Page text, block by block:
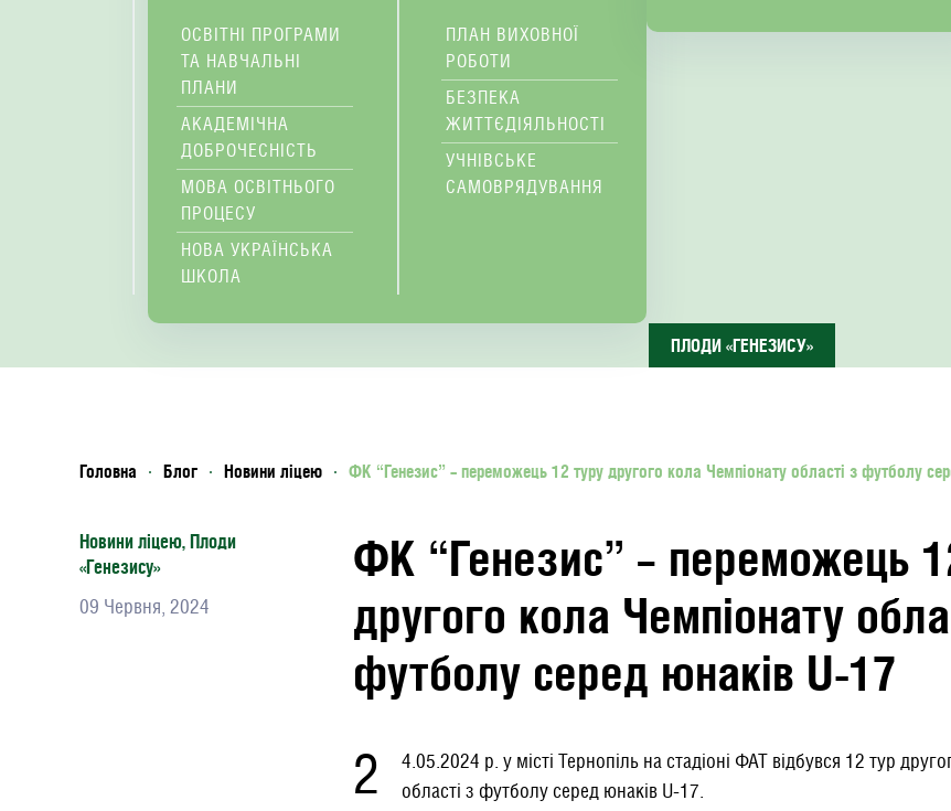
ОСВІТНІ ПРОГРАМИ
ТА НАВЧАЛЬНІ
ПЛАНИ
АКАДЕМІЧНА
ДОБРОЧЕСНІСТЬ
МОВА ОСВІТНЬОГО
ПРОЦЕСУ
НОВА УКРАЇНСЬКА
ШКОЛА
ПЛАН ВИХОВНОЇ
РОБОТИ
БЕЗПЕКА
ЖИТТЄДІЯЛЬНОСТІ
УЧНІВСЬКЕ
САМОВРЯДУВАННЯ
ПЛОДИ «ГЕНЕЗИСУ»
Головна Блог Новини ліцею ФК “Генезис” – переможець 12 туру другого кола Чемпіонату області з футболу
Новини ліцею, Плоди
«Генезису»
09 Червня, 2024
ФК “Генезис” – переможець
другого кола Чемпіонату
футболу серед юнаків U-17
2
4.05.2024 р. у місті Тернопіль на стадіоні ФАТ відбувся 12 тур
області з футболу серед юнаків U-17.